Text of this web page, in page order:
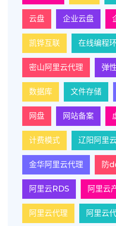
云盘 企业云盘
凯铧互联 在线编程
密山阿里云代理 弹
数据库 文件存储
网盘 网站备案
计费模式 辽阳阿里
金华阿里云代理 防
阿里云RDS 阿里云
阿里云代理 阿里云